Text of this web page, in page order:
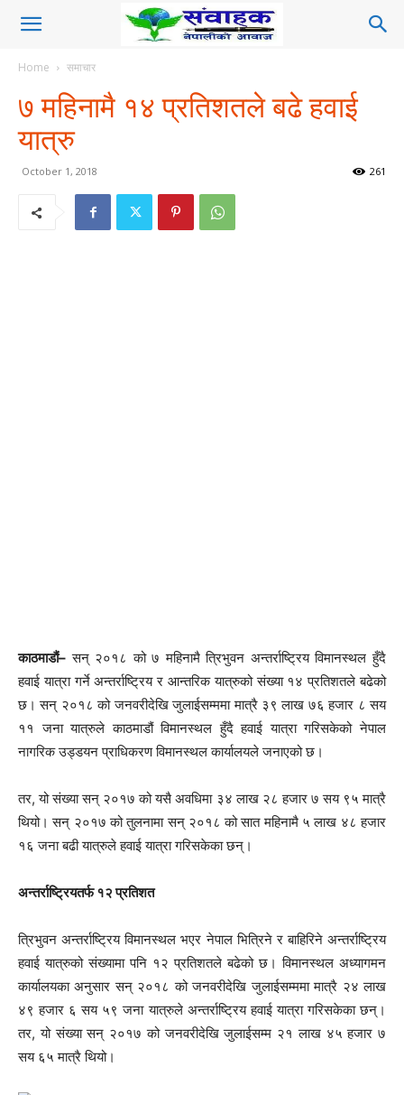
Home समाचार
७ महिनामै १४ प्रतिशतले बढे हवाई
यात्रु
October 1, 2018 261
काठमाडौं– सन् २०१८ को ७ महिनामै त्रिभुवन अन्तर्राष्ट्रिय विमानस्थल हुँदै
हवाई यात्रा गर्ने अन्तर्राष्ट्रिय र आन्तरिक यात्रुको संख्या १४ प्रतिशतले बढेको
छ। सन् २०१८ को जनवरीदेखि जुलाईसम्ममा मात्रै ३९ लाख ७६ हजार ८ सय
११ जना यात्रुले काठमाडौं विमानस्थल हुँदै हवाई यात्रा गरिसकेको नेपाल
नागरिक उड्डयन प्राधिकरण विमानस्थल कार्यालयले जनाएको छ।
तर, यो संख्या सन् २०१७ को यसै अवधिमा ३४ लाख २८ हजार ७ सय ९५ मात्रै
थियो। सन् २०१७ को तुलनामा सन् २०१८ को सात महिनामै ५ लाख ४८ हजार
१६ जना बढी यात्रुले हवाई यात्रा गरिसकेका छन्।
अन्तर्राष्ट्रियतर्फ १२ प्रतिशत
त्रिभुवन अन्तर्राष्ट्रिय विमानस्थल भएर नेपाल भित्रिने र बाहिरिने अन्तर्राष्ट्रिय
हवाई यात्रुको संख्यामा पनि १२ प्रतिशतले बढेको छ। विमानस्थल अध्यागमन
कार्यालयका अनुसार सन् २०१८ को जनवरीदेखि जुलाईसम्ममा मात्रै २४ लाख
४९ हजार ६ सय ५९ जना यात्रुले अन्तर्राष्ट्रिय हवाई यात्रा गरिसकेका छन्।
तर, यो संख्या सन् २०१७ को जनवरीदेखि जुलाईसम्म २१ लाख ४५ हजार ७
सय ६५ मात्रै थियो।